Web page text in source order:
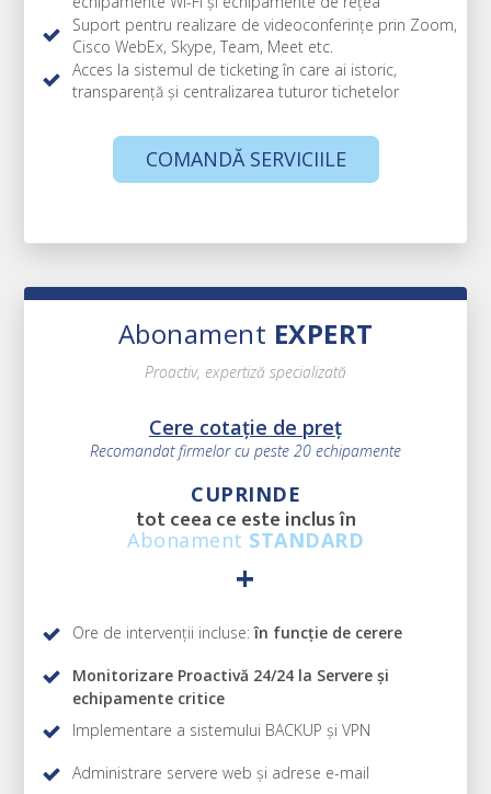
Suport pentru realizare de videoconferințe prin Zoom,
Cisco WebEx, Skype, Team, Meet etc.
Acces la sistemul de ticketingîn care ai istoric,
transparență și centralizarea tuturor tichetelor
COMANDĂ SERVICIILE
Abonament EXPERT
Proactiv, expertiză specializată
Cere cotație de preț
Recomandat firmelor cu peste 20 echipamente
CUPRINDE
tot ceea ce este inclus în
Abonament STANDARD
+
Ore de intervenții incluse:în funcție de cerere
Monitorizare Proactivă 24/24 la Servere și
echipamente critice
Implementare a sistemului BACKUP și VPN
Administrare servere web și adrese e-mail